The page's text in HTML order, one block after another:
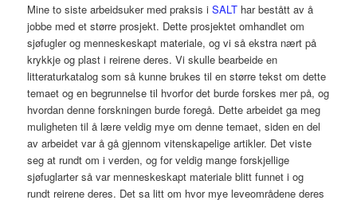
Mine to siste arbeidsuker med praksis iSALT har bestått av å
jobbe med et større prosjekt. Dette prosjektet omhandlet om
sjøfugler og menneskeskapt materiale, og vi så ekstra nært på
krykkje og plast i reirene deres. Vi skulle bearbeide en
litteraturkatalog som så kunne brukes til en større tekst om dette
temaet og en begrunnelse til hvorfor det burde forskes mer på, og
hvordan denne forskningen burde foregå. Dette arbeidet ga meg
muligheten til å lære veldig mye om denne temaet, siden en del
av arbeidet var å gå gjennom vitenskapelige artikler. Det viste
seg at rundt om i verden, og for veldig mange forskjellige
sjøfuglarter så var menneskeskapt materiale blitt funnet i og
rundt reirene deres. Det sa litt om hvor mye leveområdene deres